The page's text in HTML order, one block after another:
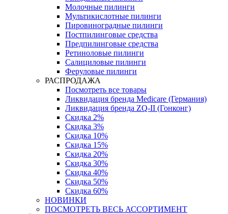
Молочные пилинги
Мультикислотные пилинги
Пировиноградные пилинги
Постпилинговые средства
Предпилинговые средства
Ретиноловые пилинги
Салициловые пилинги
Феруловые пилинги
РАСПРОДАЖА
Посмотреть все товары
Ликвидация бренда Medicare (Германия)
Ликвидация бренда ZQ-II (Гонконг)
Скидка 2%
Скидка 3%
Скидка 10%
Скидка 15%
Скидка 20%
Скидка 30%
Скидка 40%
Скидка 50%
Скидка 60%
НОВИНКИ
ПОСМОТРЕТЬ ВЕСЬ АССОРТИМЕНТ